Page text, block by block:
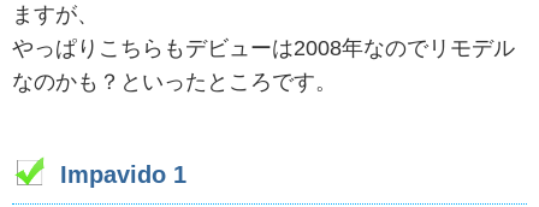
ますが、
やっぱりこちらもデビューは2008年なのでリモデル
なのかも？といったところです。
Impavido 1